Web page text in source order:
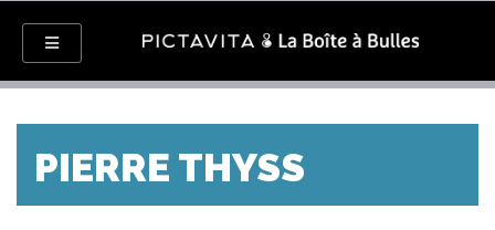
PIERRE THYSS